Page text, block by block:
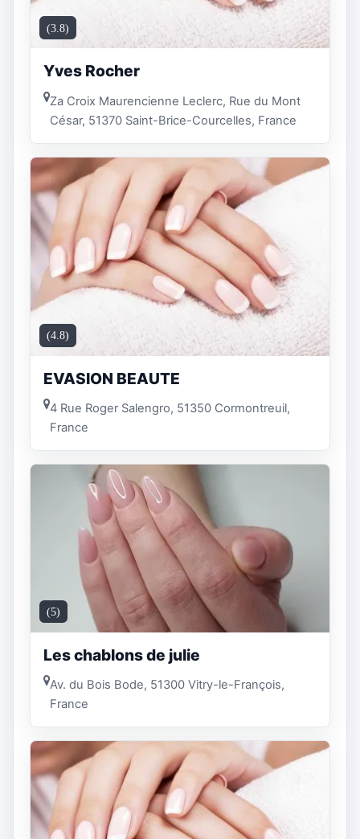
(3.8)
Yves Rocher
Za Croix Maurencienne Leclerc, Rue du Mont
César, 51370 Saint-Brice-Courcelles, France
(4.8)
EVASION BEAUTE
4 Rue Roger Salengro, 51350 Cormontreuil,
France
(5)
Les chablons de julie
Av. du Bois Bode, 51300 Vitry-le-François,
France